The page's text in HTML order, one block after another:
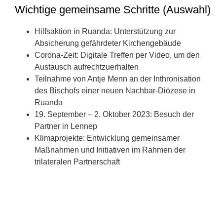
Wichtige gemeinsame Schritte (Auswahl)
Hilfsaktion in Ruanda: Unterstützung zur
Absicherung gefährdeter Kirchengebäude
Corona-Zeit: Digitale Treffen per Video, um den
Austausch aufrechtzuerhalten
Teilnahme von Antje Menn an der Inthronisation
des Bischofs einer neuen Nachbar-Diözese in
Ruanda
19. September – 2. Oktober 2023: Besuch der
Partner in Lennep
Klimaprojekte: Entwicklung gemeinsamer
Maßnahmen und Initiativen im Rahmen der
trilateralen Partnerschaft